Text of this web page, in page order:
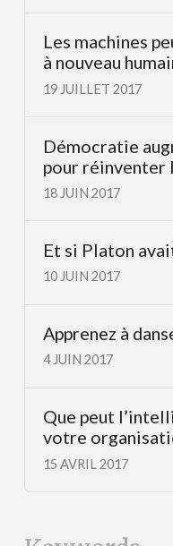
Les machines
à nouveau
19 JUILLET 2017
Démocratie
pour réinventer
18 JUIN 2017
Et si Platon
10 JUIN 2017
Apprenez à
4 JUIN 2017
Que peut
votre
15 AVRIL 2017